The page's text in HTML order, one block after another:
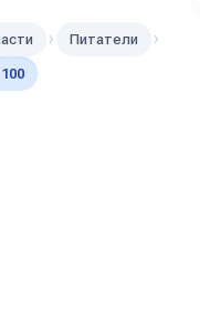
› Питатели ›